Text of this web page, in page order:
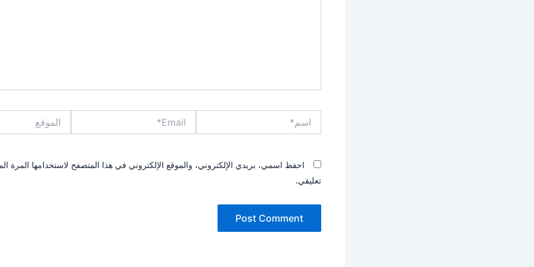
احفظ اسمي، بريدي الإلكتروني، والموقع الإلكتروني في هذا المتصفح لاستخدامها المرة
تعليقي.